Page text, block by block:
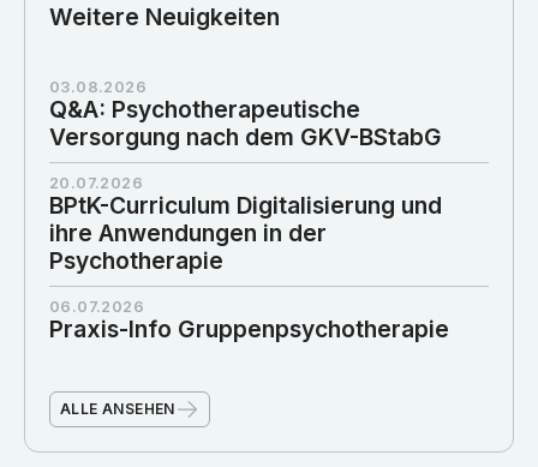
Weitere Neuigkeiten
03.08.2026
Q&A: Psychotherapeutische
Versorgung nach dem GKV-BStabG
20.07.2026
BPtK-Curriculum Digitalisierung und
ihre Anwendungen in der
Psychotherapie
06.07.2026
Praxis-Info Gruppenpsychotherapie
ALLE ANSEHEN